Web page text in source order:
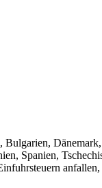
Bulgarien,
Spanien,